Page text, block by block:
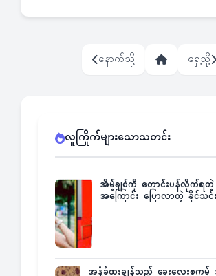
နောက်သို့ ရှေ့သို့
လူကြိုက်များသောသတင်း
အိမ့်ချစ်ကို တောင်းပန်လိုက်ရတဲ့
အကြောင်း ပြောလာတဲ့ ခိုင်သင်
အနံ့ခံထူးချွန်သည့် ခွေးလေးစက